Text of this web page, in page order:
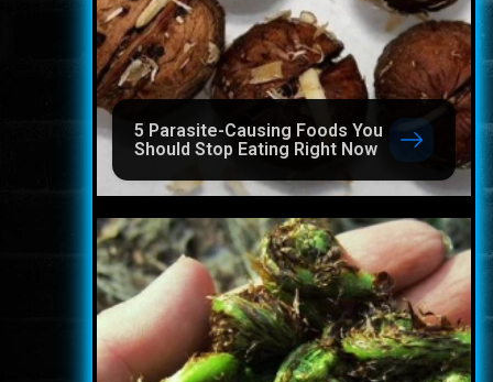
5 Parasite-Causing Foods You
Should Stop Eating Right Now